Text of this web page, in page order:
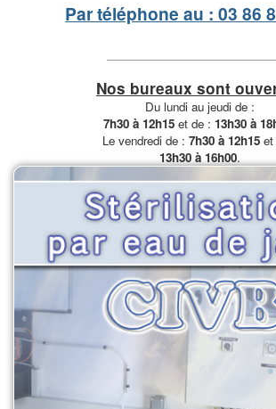
Par téléphone au : 03 86
Nos bureaux sont
Du lundi au jeudi de :
7h30 à 12h15 et de : 13h30 à
Le vendredi de : 7h30 à 12h15 et
13h30 à 16h00.